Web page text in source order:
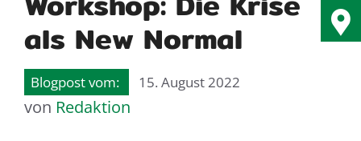
als New Normal
15. August 2022
von Redaktion